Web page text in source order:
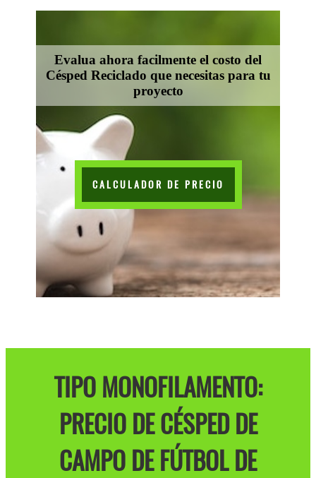
Evalua ahora facilmente el costo del
Césped Reciclado que necesitas para tu
proyecto
CALCULADOR DE PRECIO
TIPO MONOFILAMENTO:
PRECIO DE CÉSPED DE
CAMPO DE FÚTBOL DE